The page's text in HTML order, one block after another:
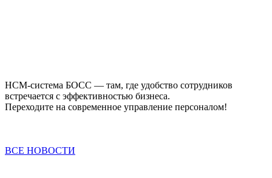
HCM-система БОСС — там, где удобство сотрудников
встречается с эффективностью бизнеса.
Переходите на современное управление персоналом!
ВСЕ НОВОСТИ